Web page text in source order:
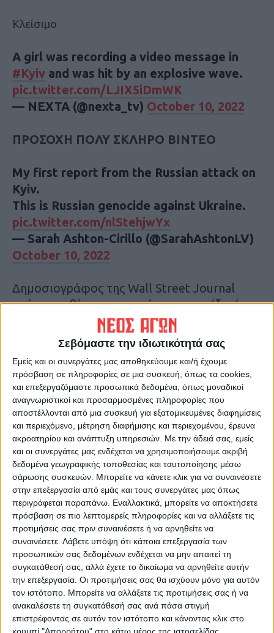
Σεβόμαστε την ιδιωτικότητά σας
Εμείς και οι συνεργάτες μας αποθηκεύουμε και/ή έχουμε
πρόσβαση σε πληροφορίες σε μια συσκευή, όπως τα cookies,
και επεξεργαζόμαστε προσωπικά δεδομένα, όπως μοναδικοί
αναγνωριστικοί και προσαρμοσμένες πληροφορίες που
αποστέλλονται από μια συσκευή για εξατομικευμένες διαφημίσεις
και περιεχόμενο, μέτρηση διαφήμισης και περιεχομένου, έρευνα
ακροατηρίου και ανάπτυξη υπηρεσιών. Με την άδειά σας, εμείς
και οι συνεργάτες μας ενδέχεται να χρησιμοποιήσουμε ακριβή
δεδομένα γεωγραφικής τοποθεσίας και ταυτοποίησης μέσω
σάρωσης συσκευών. Μπορείτε να κάνετε κλικ για να συναινέσετε
στην επεξεργασία από εμάς και τους συνεργάτες μας όπως
περιγράφεται παραπάνω. Εναλλακτικά, μπορείτε να αποκτήσετε
πρόσβαση σε πιο λεπτομερείς πληροφορίες και να αλλάξετε τις
προτιμήσεις σας πριν συναινέσετε ή να αρνηθείτε να
συναινέσετε. Λάβετε υπόψη ότι κάποια επεξεργασία των
προσωπικών σας δεδομένων ενδέχεται να μην απαιτεί τη
συγκατάθεσή σας, αλλά έχετε το δικαίωμα να αρνηθείτε αυτήν
την επεξεργασία. Οι προτιμήσεις σας θα ισχύουν μόνο για αυτόν
τον ιστότοπο. Μπορείτε να αλλάξετε τις προτιμήσεις σας ή να
ανακαλέσετε τη συγκατάθεσή σας ανά πάσα στιγμή
επιστρέφοντας σε αυτόν τον ιστότοπο και κάνοντας κλικ στο
Κλείσιμο
A girl was recording a video message in
#Kyiv and was hit by an explosive wave.
pic.twitter.com/LJIX5iDmWK
— NEXTA (@nexta_tv) October 10, 2022
ΠΡΟΣΟΧΗ ΠΟΛΥ ΣΚΛΗΡΟ ΒΙΝΤΕΟ
My first report from the Russian attack on
Kyiv.
This is Russian genocide against Ukraine.
pic.twitter.com/nlStehjwYx
— Sarah Ashton-Cirillo (@SarahAshtonLV)
October 10, 2022
Δημοσιογράφος της Wall Street Journal
ανήρτησε βίντεο το οποίο υποστηρίζει ότι
καταγράφηκε στο πάρκο Σεβτσένκο στο
κεντρικό Κίεβο, «το μεγαλύτερο και πιο
πολυσύχναστο πάρκο της πόλης, το οποίο
είναι συνήθως γεμάτο με ανθρώπους και
μουσικούς του δρόμου». Στο βίντεο, δε,
φαίνεται ένας κρατήρας κοντά σε παιδικά
παιχνίδια.
Shevchenko Park in central Kyiv now.
Probably the city’s busiest park, usually
packed with people and street musicians
pic.twitter.com/9kIS4rBiKq
— Matthew Luxmoore (@mjluxmoore)
October 10, 2022
Δείτε χάρτη με τα χτυπήματα στην
Ουκρανία το πρωί τηςΔευτέρας